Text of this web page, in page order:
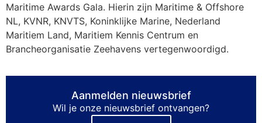
Maritime Awards Gala. Hierin zijn Maritime & Offshore
NL, KVNR, KNVTS, Koninklijke Marine, Nederland
Maritiem Land, Maritiem Kennis Centrum en
Brancheorganisatie Zeehavens vertegenwoordigd.
Aanmelden nieuwsbrief
Wil je onze nieuwsbrief ontvangen?